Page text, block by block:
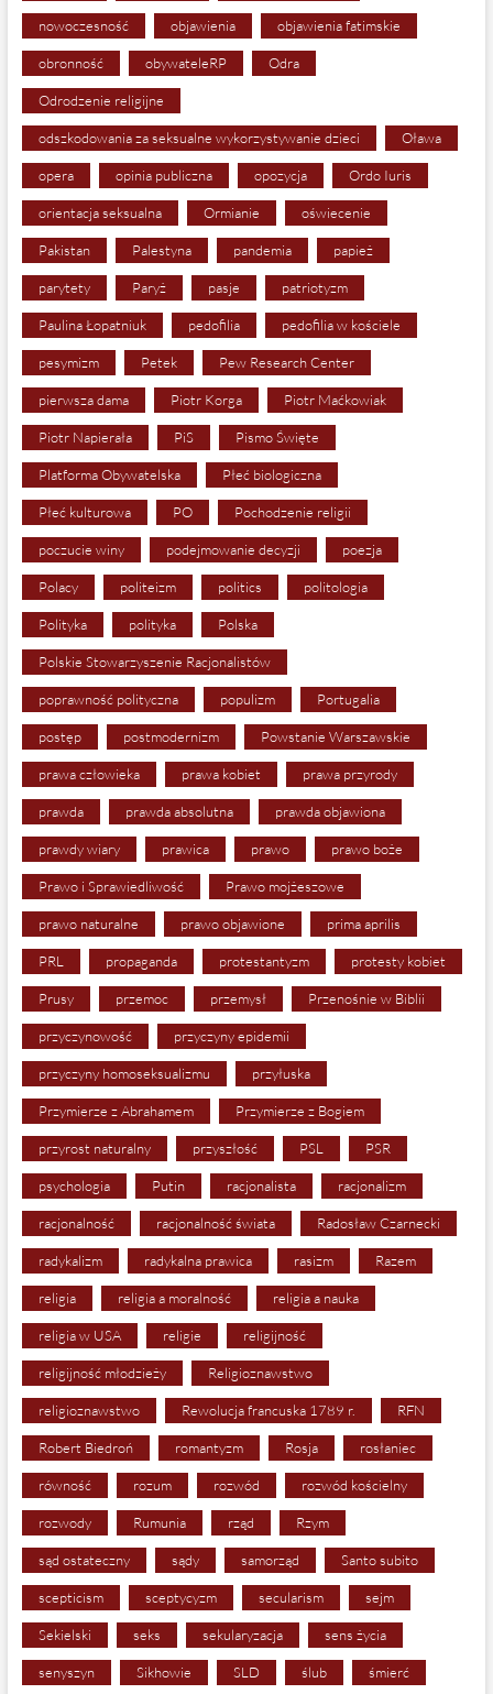
nowoczesność objawienia objawienia fatimskie
obronność obywateleRP Odra
Odrodzenie religijne
odszkodowania za seksualne wykorzystywanie dzieci Oława
opera opinia publiczna opozycja Ordo Iuris
orientacja seksualna Ormianie oświecenie
Pakistan Palestyna pandemia papież
parytety Paryż pasje patriotyzm
Paulina Łopatniuk pedofilia pedofilia w kościele
pesymizm Petek Pew Research Center
pierwsza dama Piotr Korga Piotr Maćkowiak
Piotr Napierała PiS Pismo Święte
Platforma Obywatelska Płeć biologiczna
Płeć kulturowa PO Pochodzenie religii
poczucie winy podejmowanie decyzji poezja
Polacy politeizm politics politologia
Polityka polityka Polska
Polskie Stowarzyszenie Racjonalistów
poprawność polityczna populizm Portugalia
postęp postmodernizm Powstanie Warszawskie
prawa człowieka prawa kobiet prawa przyrody
prawda prawda absolutna prawda objawiona
prawdy wiary prawica prawo prawo boże
Prawo i Sprawiedliwość Prawo mojżeszowe
prawo naturalne prawo objawione prima aprilis
PRL propaganda protestantyzm protesty kobiet
Prusy przemoc przemysł Przenośnie w Biblii
przyczynowość przyczyny epidemii
przyczyny homoseksualizmu przyłuska
Przymierze z Abrahamem Przymierze z Bogiem
przyrost naturalny przyszłość PSL PSR
psychologia Putin racjonalista racjonalizm
racjonalność racjonalność świata Radosław Czarnecki
radykalizm radykalna prawica rasizm Razem
religia religia a moralność religia a nauka
religia w USA religie religijność
religijność młodzieży Religioznawstwo
religioznawstwo Rewolucja francuska 1789 r. RFN
Robert Biedroń romantyzm Rosja rosłaniec
równość rozum rozwód rozwód kościelny
rozwody Rumunia rząd Rzym
sąd ostateczny sądy samorząd Santo subito
scepticism sceptycyzm secularism sejm
Sekielski seks sekularyzacja sens życia
senyszyn Sikhowie SLD ślub śmierć